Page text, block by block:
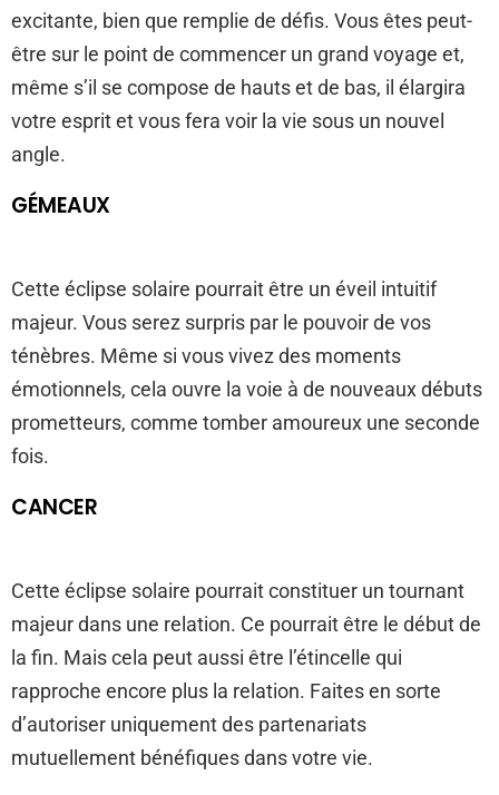
excitante, bien que remplie de défis. Vous êtes peut-
être sur le point de commencer un grand voyage et,
même s’il se compose de hauts et de bas, il élargira
votre esprit et vous fera voir la vie sous un nouvel
angle.
GÉMEAUX
Cette éclipse solaire pourrait être un éveil intuitif
majeur. Vous serez surpris par le pouvoir de vos
ténèbres. Même si vous vivez des moments
émotionnels, cela ouvre la voie à de nouveaux débuts
prometteurs, comme tomber amoureux une seconde
fois.
CANCER
Cette éclipse solaire pourrait constituer un tournant
majeur dans une relation. Ce pourrait être le début de
la fin. Mais cela peut aussi être l’étincelle qui
rapproche encore plus la relation. Faites en sorte
d’autoriser uniquement des partenariats
mutuellement bénéfiques dans votre vie.